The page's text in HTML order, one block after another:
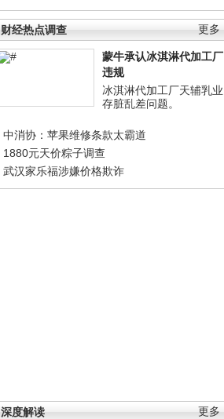
更多
财经热点调查
蒙牛承认冰淇淋代加工厂
违规
冰淇淋代加工厂天辅乳业
存脏乱差问题。
中消协：苹果维修条款太霸道
1880元天价粽子调查
武汉家乐福涉嫌价格欺诈
更多
深度解读